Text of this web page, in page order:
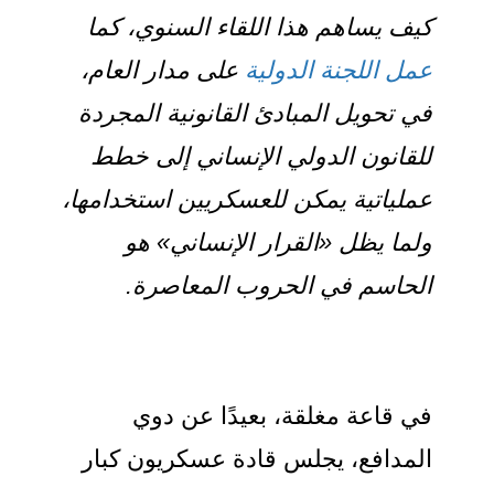
كيف يساهم هذا اللقاء السنوي، كما
عمل اللجنة الدولية على مدار العام،
في تحويل المبادئ القانونية المجردة
للقانون الدولي الإنساني إلى خطط
عملياتية يمكن للعسكريين استخدامها،
ولما يظل «القرار الإنساني» هو
الحاسم في الحروب المعاصرة.
في قاعة مغلقة، بعيدًا عن دوي
المدافع، يجلس قادة عسكريون كبار